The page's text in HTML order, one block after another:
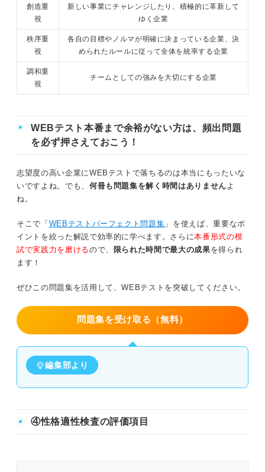
創造重
視
新しい事業にチャレンジしたり、積極的に革新して
ゆく企業
秩序重
視
各自の目標やノルマが明確に決まっている企業、決
められたルールに従って全体を統率する企業
調和重
視
チームとしての強みを大切にする企業
WEBテスト本番まで余裕がない方は、頻出問題
を必ず押さえておこう！
志望度の高い企業にWEBテストで落ちるのは本当にもったいな
いですよね。でも、 何冊も問題集を解く時間はありません よ
ね。
そこで「WEBテストパーフェクト問題集 」を使えば、重要なポ
イントを絞った解説で効率的に学べます。さらに本番形式の模
試で実践力を磨けるので、 限られた時間で最大の成果を得られ
ます！
ぜひこの問題集を活用して、WEBテストを突破してください。
問題集を受け取る（無料）
編集部より
④性格適性検査の評価項目